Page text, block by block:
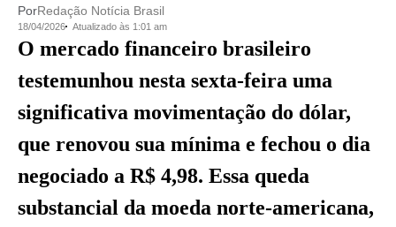
PorRedação Notícia Brasil
18/04/2026 Atualizado às 1:01 am
O mercado financeiro brasileiro
testemunhou nesta sexta-feira uma
significativa movimentação do dólar,
que renovou sua mínima e fechou o dia
negociado a R$ 4,98. Essa queda
substancial da moeda norte-americana,